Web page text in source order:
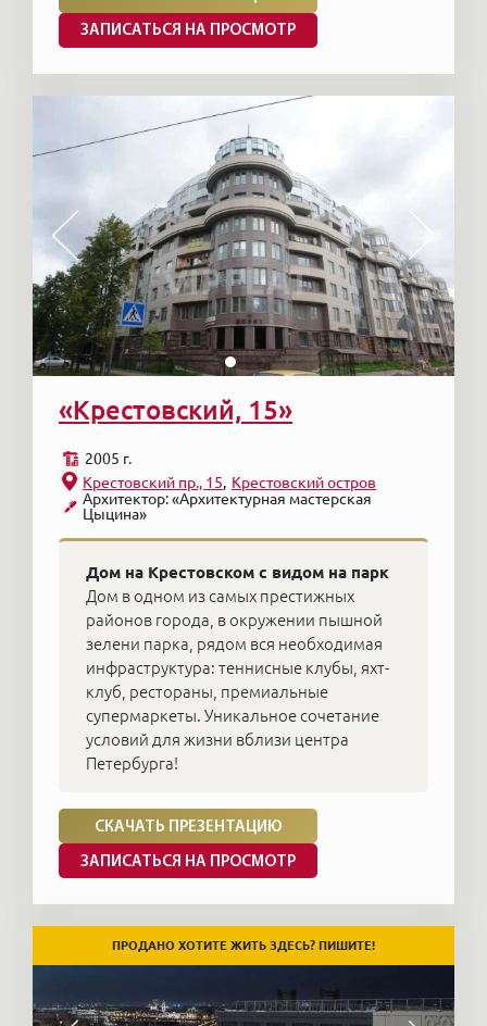
ЗАПИСАТЬСЯ НА ПРОСМОТР
«Крестовский, 15»
2005 г.
Архитектор: «Архитектурная мастерская
Цыцина»
Крестовский пр., 15 Крестовский остров
Дом на Крестовском с видом на парк
Дом в одном из самых престижных
районов города, в окружении пышной
зелени парка, рядом вся необходимая
инфраструктура: теннисные клубы, яхт-
клуб, рестораны, премиальные
супермаркеты. Уникальное сочетание
условий для жизни вблизи центра
Петербурга!
СКАЧАТЬ ПРЕЗЕНТАЦИЮ
ЗАПИСАТЬСЯ НА ПРОСМОТР
ПРОДАНО ХОТИТЕ ЖИТЬ ЗДЕСЬ? ПИШИТЕ!